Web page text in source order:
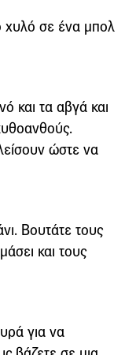
χυλό σε ένα μπολ
και τα αβγά και
ώστε να
Βουτάτε τους
και τους
για να